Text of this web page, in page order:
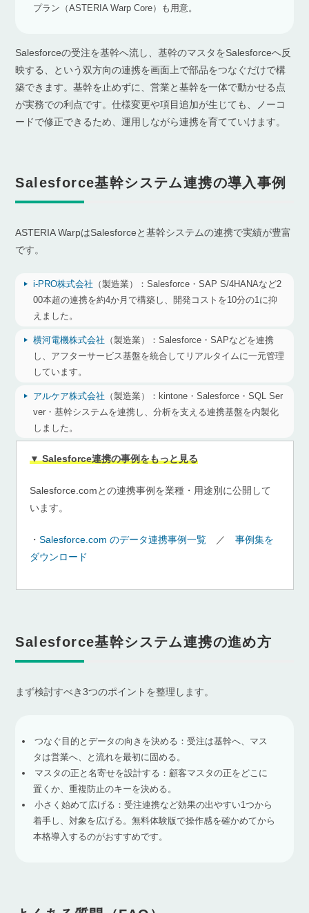
プラン（ASTERIA Warp Core）も用意。
Salesforceの受注を基幹へ流し、基幹のマスタをSalesforceへ反
映する、という双方向の連携を画面上で部品をつなぐだけで構
築できます。基幹を止めずに、営業と基幹を一体で動かせる点
が実務での利点です。仕様変更や項目追加が生じても、ノーコ
ードで修正できるため、運用しながら連携を育てていけます。
Salesforce基幹システム連携の導入事例
ASTERIA WarpはSalesforceと基幹システムの連携で実績が豊富
です。
i-PRO株式会社 （製造業）：Salesforce・SAP S/4HANAなど2
00本超の連携を約4か月で構築し、開発コストを10分の1に抑
えました。
横河電機株式会社 （製造業）：Salesforce・SAPなどを連携
し、アフターサービス基盤を統合してリアルタイムに一元管理
しています。
アルケア株式会社 （製造業）： kintone・Salesforce・SQL Ser
ver・基幹システムを連携し、分析を支える連携基盤を内製化
しました。
▼ Salesforce連携の事例をもっと見る
Salesforce.comとの連携事例を業種・用途別に公開して
います。
・ Salesforce.com のデータ連携事例一覧 ／ 事例集を
ダウンロード
Salesforce基幹システム連携の進め方
まず検討すべき3つのポイントを整理します。
つなぐ目的とデータの向きを決める：受注は基幹へ、マス
タは営業へ、と流れを最初に固める。
マスタの正と名寄せを設計する：顧客マスタの正をどこに
置くか、重複防止のキーを決める。
小さく始めて広げる：受注連携など効果の出やすい1つから
着手し、対象を広げる。無料体験版で操作感を確かめてから
本格導入するのがおすすめです。